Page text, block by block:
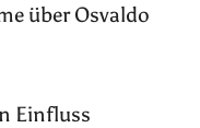
über Osvaldo
Einfluss